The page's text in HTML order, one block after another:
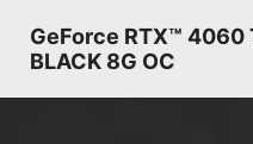
GeForce RTX™ 4060
BLACK 8G OC